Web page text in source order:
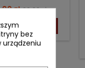
złCena
99,00 zł
do koszyka
bez